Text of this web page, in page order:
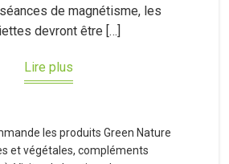
de magnétisme, les
devront être […]
Lire plus
les produits Green Nature
et végétales, compléments